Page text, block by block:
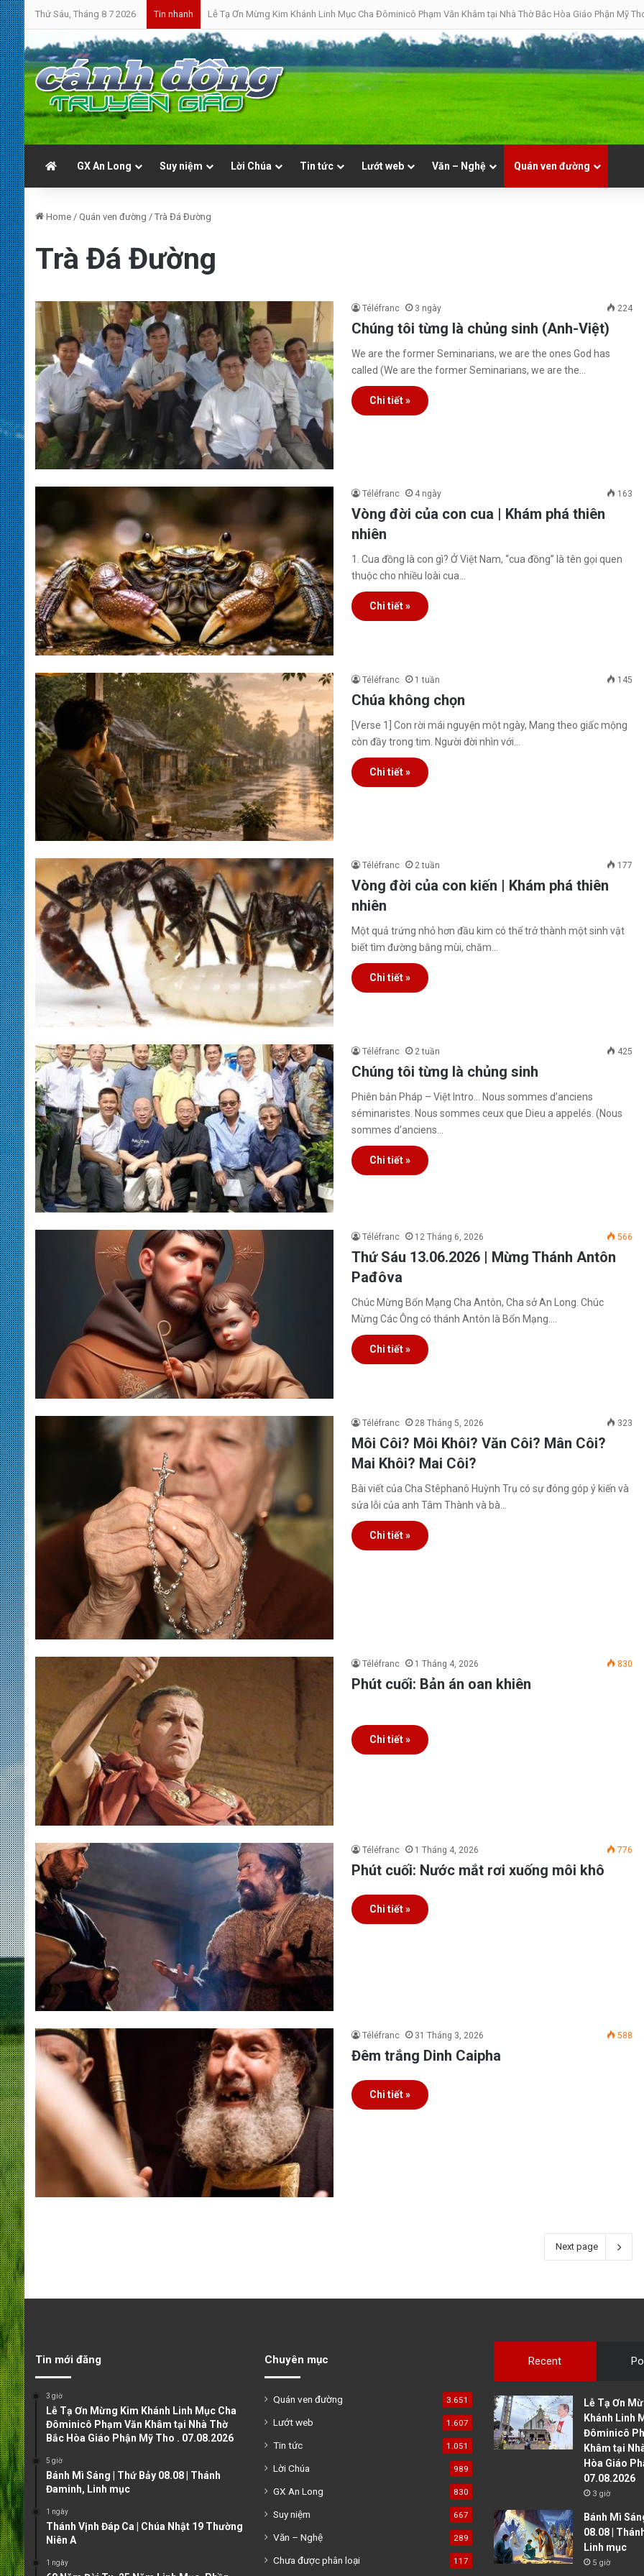
Thứ Sáu, Tháng 8 7 2026 Tin nhanh Bánh Mì Sáng | Thứ Bảy 08.08 | Thánh Đaminh, Linh mục
GX An Long Suy niệm Lời Chúa Tin tức Lướt web Văn – Nghệ Quán ven đường
Home / Quán ven đường / Trà Đá Đường
Trà Đá Đường
Téléfranc 3 ngày 224
Chúng tôi từng là chủng sinh (Anh-Việt)
We are the former Seminarians, we are the ones God has
called (We are the former Seminarians, we are the…
Chi tiết »
Téléfranc 4 ngày 163
Vòng đời của con cua | Khám phá thiên
nhiên
1. Cua đồng là con gì? Ở Việt Nam, “cua đồng” là tên gọi quen
thuộc cho nhiều loài cua…
Chi tiết »
Téléfranc 1 tuần 145
Chúa không chọn
[Verse 1] Con rời mái nguyện một ngày, Mang theo giấc mộng
còn đầy trong tim. Người đời nhìn với…
Chi tiết »
Téléfranc 2 tuần 177
Vòng đời của con kiến | Khám phá thiên
nhiên
Một quả trứng nhỏ hơn đầu kim có thể trở thành một sinh vật
biết tìm đường bằng mùi, chăm…
Chi tiết »
Téléfranc 2 tuần 425
Chúng tôi từng là chủng sinh
Phiên bản Pháp – Việt Intro… Nous sommes d’anciens
séminaristes. Nous sommes ceux que Dieu a appelés. (Nous
sommes d’anciens…
Chi tiết »
Téléfranc 12 Tháng 6, 2026 566
Thứ Sáu 13.06.2026 | Mừng Thánh Antôn
Pađôva
Chúc Mừng Bổn Mạng Cha Antôn, Cha sở An Long. Chúc
Mừng Các Ông có thánh Antôn là Bổn Mạng.…
Chi tiết »
Téléfranc 28 Tháng 5, 2026 323
Môi Côi? Môi Khôi? Văn Côi? Mân Côi?
Mai Khôi? Mai Côi?
Bài viết của Cha Stêphanô Huỳnh Trụ có sự đóng góp ý kiến và
sửa lỗi của anh Tâm Thành và bà…
Chi tiết »
Téléfranc 1 Tháng 4, 2026 830
Phút cuối: Bản án oan khiên
Chi tiết »
Téléfranc 1 Tháng 4, 2026 776
Phút cuối: Nước mắt rơi xuống môi khô
Chi tiết »
Téléfranc 31 Tháng 3, 2026 588
Đêm trắng Dinh Caipha
Chi tiết »
Next page
Tin mới đăng
3 giờ
Lễ Tạ Ơn Mừng Kim Khánh Linh Mục Cha
Đôminicô Phạm Văn Khâm tại Nhà Thờ
Bắc Hòa Giáo Phận Mỹ Tho . 07.08.2026
5 giờ
Bánh Mì Sáng | Thứ Bảy 08.08 | Thánh
Đaminh, Linh mục
1 ngày
Thánh Vịnh Đáp Ca | Chúa Nhật 19 Thường
Niên A
1 ngày
Chuyên mục
Quán ven đường 3.651
Lướt web 1.607
Tin tức 1.051
Lời Chúa 989
GX An Long 830
Suy niệm 667
Văn – Nghệ 289
Chưa được phân loại 117
Recent
Lễ Tạ Ơn
Khánh Linh
Đôminicô
Khâm tại
Hòa Giáo
07.08.2026
3 giờ
Bánh Mì
08.08 |
Linh mục
5 giờ